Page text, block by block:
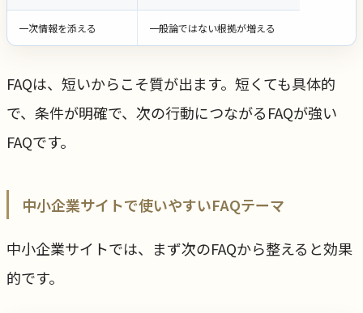
一次情報を添える 一般論ではない根拠が増える
FAQは、短いからこそ質が出ます。短くても具体的
で、条件が明確で、次の行動につながるFAQが強い
FAQです。
中小企業サイトで使いやすいFAQテーマ
中小企業サイトでは、まず次のFAQから整えると効果
的です。